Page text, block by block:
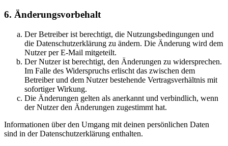
6. Änderungsvorbehalt
Der Betreiber ist berechtigt, die Nutzungsbedingungen und
die Datenschutzerklärung zu ändern. Die Änderung wird dem
Nutzer per E-Mail mitgeteilt.
Der Nutzer ist berechtigt, den Änderungen zu widersprechen.
Im Falle des Widerspruchs erlischt das zwischen dem
Betreiber und dem Nutzer bestehende Vertragsverhältnis mit
sofortiger Wirkung.
Die Änderungen gelten als anerkannt und verbindlich, wenn
der Nutzer den Änderungen zugestimmt hat.
Informationen über den Umgang mit deinen persönlichen Daten
sind in der Datenschutzerklärung enthalten.